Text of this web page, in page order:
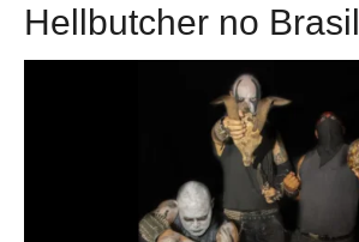
Hellbutcher no Brasil